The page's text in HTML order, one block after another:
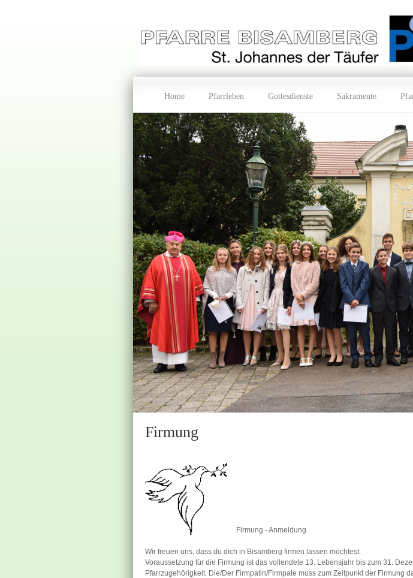
Home Pfarrleben Gottesdienste Sakramente
Firmung
Firmung - Anmeldung
Wir freuen uns, dass du dich in Bisamberg firmen lassen möchtest.
Voraussetzung für die Firmung ist das vollendete 13. Lebensjahr bis zum 31.
Pfarrzugehörigkeit. Die/Der Firmpatin/Firmpate muss zum Zeitpunkt der